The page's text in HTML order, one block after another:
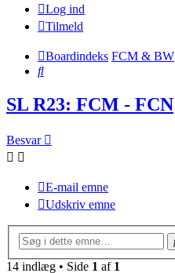
Log ind
Tilmeld
Boardindeks FCM & BW
Søg
SL R23: FCM - FCN
Besvar
E-mail emne
Udskriv emne
14 indlæg • Side 1 af 1